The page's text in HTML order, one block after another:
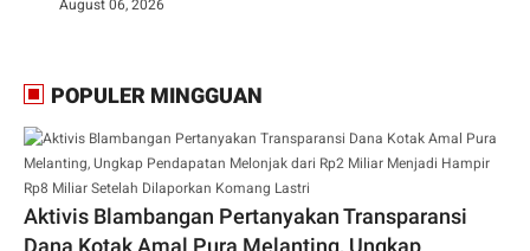
August 06, 2026
POPULER MINGGUAN
Aktivis Blambangan Pertanyakan Transparansi
Dana Kotak Amal Pura Melanting, Ungkap